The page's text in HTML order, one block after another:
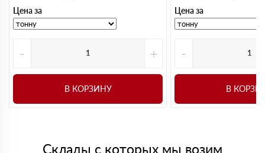
Цена за
- +
В КОРЗИНУ
Цена за
-
В
Склады с которых мы возим